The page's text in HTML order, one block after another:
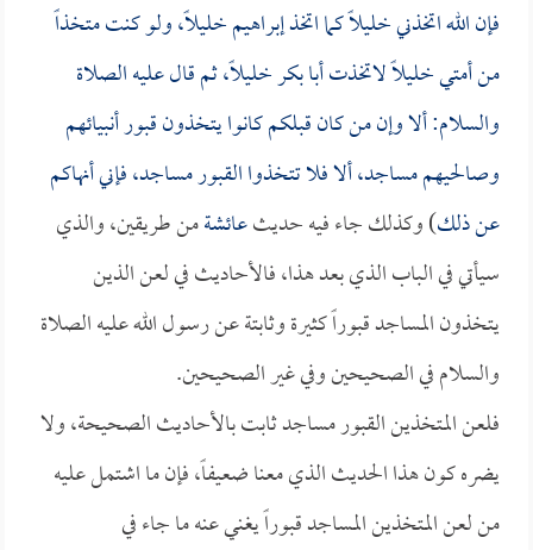
فإن الله اتخذني خليلاً كما اتخذ إبراهيم خليلاً، ولو كنت متخذاً
من أمتي خليلاً لاتخذتأبا بكرخليلاً، ثم قال عليه الصلاة
والسلام: ألا وإن من كان قبلكم كانوا يتخذون قبور أنبيائهم
وصالحيهم مساجد، ألا فلا تتخذوا القبور مساجد، فإني أنهاكم
عن ذلك) وكذلك جاء فيه حديثعائشةمن طريقين، والذي
سيأتي في الباب الذي بعد هذا، فالأحاديث في لعن الذين
يتخذون المساجد قبوراً كثيرة وثابتة عن رسول الله عليه الصلاة
والسلام في الصحيحين وفي غير الصحيحين.
فلعن المتخذين القبور مساجد ثابت بالأحاديث الصحيحة، ولا
يضره كون هذا الحديث الذي معنا ضعيفاً، فإن ما اشتمل عليه
من لعن المتخذين المساجد قبوراً يغني عنه ما جاء في